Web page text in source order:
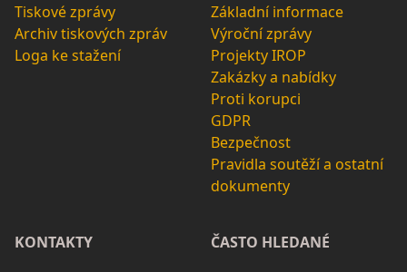
Tiskové zprávy
Archiv tiskových zpráv
Loga ke stažení
Základní informace
Výroční zprávy
Projekty IROP
Zakázky a nabídky
Proti korupci
GDPR
Bezpečnost
Pravidla soutěží a ostatní
dokumenty
KONTAKTY ČASTO HLEDANÉ